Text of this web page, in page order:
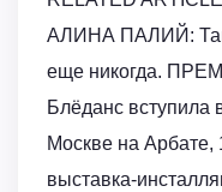
АЛИНА ПАЛИЙ:
еще никогда.
Блёданс вступила
Москве на Арбате,
выставка-